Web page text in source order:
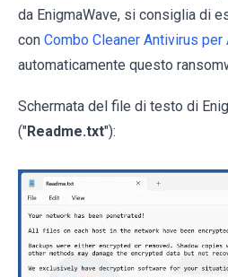
da EnigmaWave, si consiglia di
con Combo Cleaner Antivirus per
automaticamente questo
Schermata del file di testo di
("Readme.txt"):